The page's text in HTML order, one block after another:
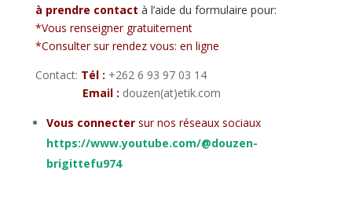
à prendre contact à l’aide du formulaire pour:
*Vous renseigner gratuitement
*Consulter sur rendez vous: en ligne
Contact: Tél : +262 6 93 97 03 14
Email : douzen(at)etik.com
Vous connecter sur nos réseaux sociaux
https://www.youtube.com/@douzen-
brigittefu974